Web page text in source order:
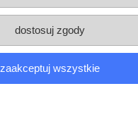
Płatności i dostawa
Informacje
dostosuj zgody
zaakceptuj wszystkie